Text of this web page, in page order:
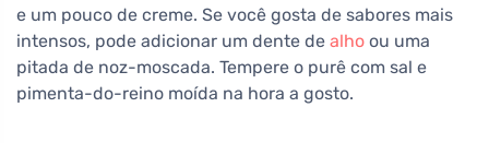
e um pouco de creme. Se você gosta de sabores mais
intensos, pode adicionar um dente de alho ou uma
pitada de noz-moscada. Tempere o purê com sal e
pimenta-do-reino moída na hora a gosto.